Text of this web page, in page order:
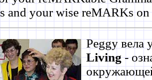
and your wise reMARKs
Peggy вела
Living-